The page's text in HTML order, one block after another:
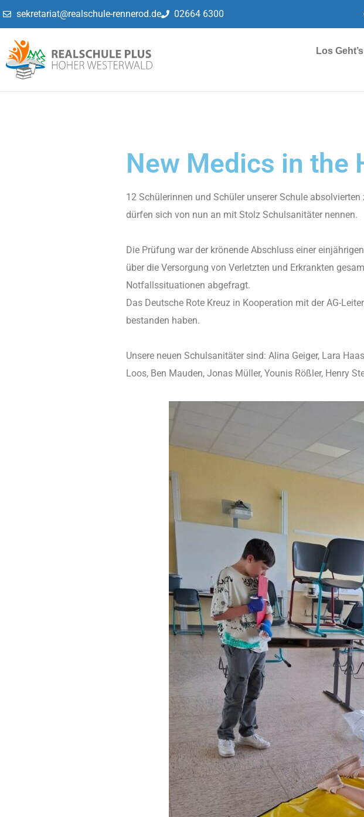
sekretariat@realschule-rennerod.de 02664 6300
Los Geht’s
New Medics in the
12 Schülerinnen und Schüler unserer Schule
dürfen sich von nun an mit Stolz Schulsanitäter nennen.
Die Prüfung war der krönende Abschluss einer
über die Versorgung von Verletzten und Erkrankten
Notfallssituationen abgefragt.
Das Deutsche Rote Kreuz in Kooperation mit der AG-
bestanden haben.
Unsere neuen Schulsanitäter sind: Alina Geiger, Lara
Loos, Ben Mauden, Jonas Müller, Younis Rößler, Henry